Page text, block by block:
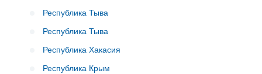
Республика Тыва
Республика Тыва
Республика Хакасия
Республика Крым